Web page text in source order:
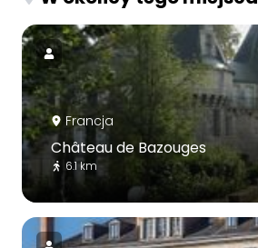
Francja
Château de Bazouges
6.1 km